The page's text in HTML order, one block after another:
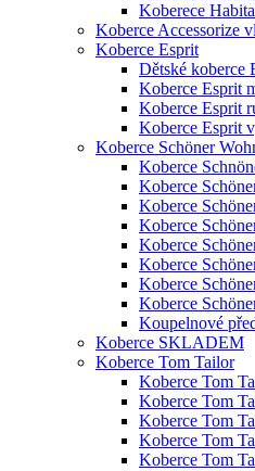
Koberece
Koberce Accessorize
Koberce Esprit
Dětské koberce
Koberce Esprit
Koberce Esprit
Koberce Esprit
Koberce Schöner
Koberce
Koberce
Koberce
Koberce
Koberce
Koberce
Koberce
Koberce
Koupelnové
Koberce SKLADEM
Koberce Tom Tailor
Koberce Tom
Koberce Tom
Koberce Tom
Koberce Tom
Koberce Tom